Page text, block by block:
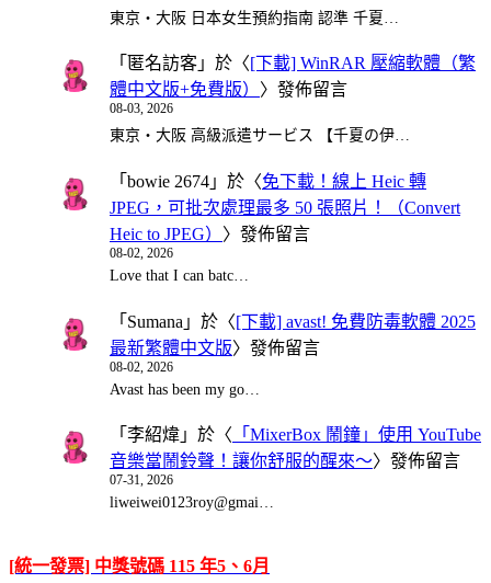
東京・大阪 日本女生預約指南 認準 千夏…
「 匿名訪客 」於〈[下載] WinRAR 壓縮軟體（繁
體中文版+免費版） 〉發佈留言
08-03, 2026
東京・大阪 高級派遣サービス 【千夏の伊…
「 bowie 2674 」於〈免下載！線上 Heic 轉
JPEG，可批次處理最多 50 張照片！（Convert
Heic to JPEG） 〉發佈留言
08-02, 2026
Love that I can batc…
「 Sumana 」於〈[下載] avast! 免費防毒軟體 2025
最新繁體中文版〉發佈留言
08-02, 2026
Avast has been my go…
「 李紹煒 」於〈 「MixerBox 鬧鐘」使用 YouTube
音樂當鬧鈴聲！讓你舒服的醒來～〉發佈留言
07-31, 2026
liweiwei0123roy@gmai…
[統一發票] 中獎號碼 115 年5、6月